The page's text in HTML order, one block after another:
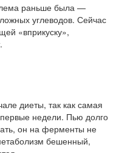
раньше была —
углеводов. Сейчас
«вприкуску»,
диеты, так как самая
недели. Пью долго
он на ферменты не
бешенный,